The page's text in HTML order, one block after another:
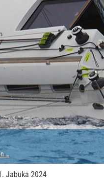
…
Jabuka 2024